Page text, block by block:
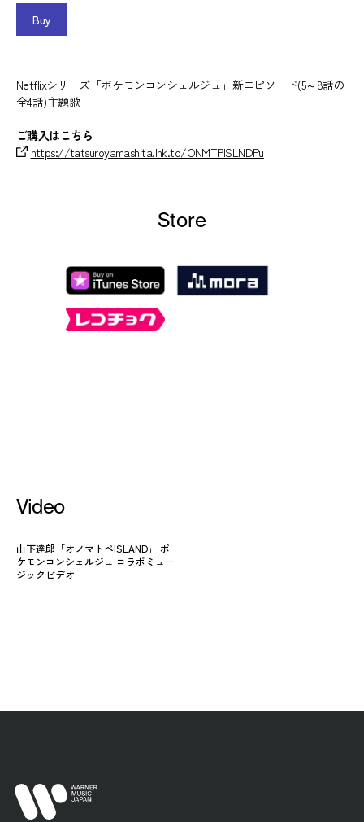
Buy
Netflixシリーズ「ポケモンコンシェルジュ」新エピソード(5～8話の
全4話)主題歌
ご購入はこちら
https://tatsuroyamashita.lnk.to/ONMTPISLNDPu
Store
Video
山下達郎「オノマトペISLAND」 ポ
ケモンコンシェルジュ コラボミュー
ジックビデオ